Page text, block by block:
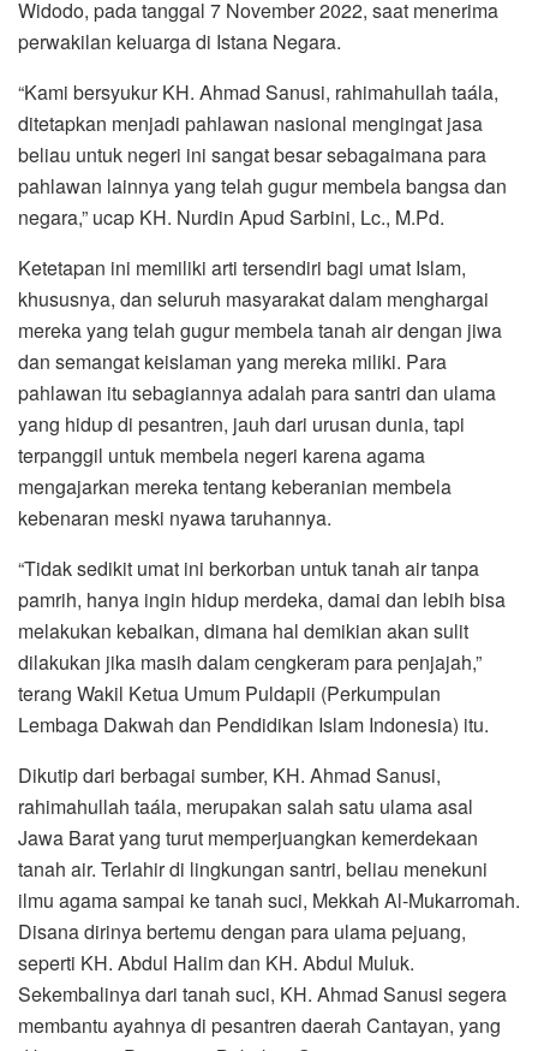
Widodo, pada tanggal 7 November 2022, saat menerima
perwakilan keluarga di Istana Negara.
“Kami bersyukur KH. Ahmad Sanusi, rahimahullah taála,
ditetapkan menjadi pahlawan nasional mengingat jasa
beliau untuk negeri ini sangat besar sebagaimana para
pahlawan lainnya yang telah gugur membela bangsa dan
negara,” ucap KH. Nurdin Apud Sarbini, Lc., M.Pd.
Ketetapan ini memiliki arti tersendiri bagi umat Islam,
khususnya, dan seluruh masyarakat dalam menghargai
mereka yang telah gugur membela tanah air dengan jiwa
dan semangat keislaman yang mereka miliki. Para
pahlawan itu sebagiannya adalah para santri dan ulama
yang hidup di pesantren, jauh dari urusan dunia, tapi
terpanggil untuk membela negeri karena agama
mengajarkan mereka tentang keberanian membela
kebenaran meski nyawa taruhannya.
“Tidak sedikit umat ini berkorban untuk tanah air tanpa
pamrih, hanya ingin hidup merdeka, damai dan lebih bisa
melakukan kebaikan, dimana hal demikian akan sulit
dilakukan jika masih dalam cengkeram para penjajah,”
terang Wakil Ketua Umum Puldapii (Perkumpulan
Lembaga Dakwah dan Pendidikan Islam Indonesia) itu.
Dikutip dari berbagai sumber, KH. Ahmad Sanusi,
rahimahullah taála, merupakan salah satu ulama asal
Jawa Barat yang turut memperjuangkan kemerdekaan
tanah air. Terlahir di lingkungan santri, beliau menekuni
ilmu agama sampai ke tanah suci, Mekkah Al-Mukarromah.
Disana dirinya bertemu dengan para ulama pejuang,
seperti KH. Abdul Halim dan KH. Abdul Muluk.
Sekembalinya dari tanah suci, KH. Ahmad Sanusi segera
membantu ayahnya di pesantren daerah Cantayan, yang